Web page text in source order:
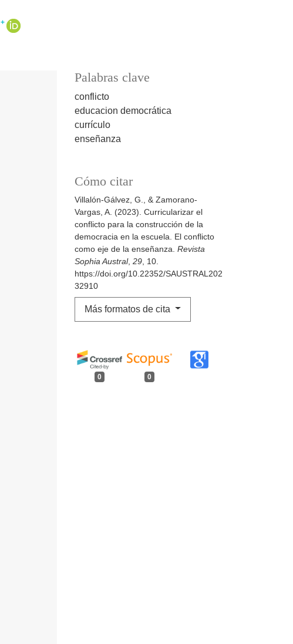
+
Palabras clave
conflicto
educacion democrática
currículo
enseñanza
Cómo citar
Villalón-Gálvez, G., & Zamorano-
Vargas, A. (2023). Curricularizar el
conflicto para la construcción de la
democracia en la escuela. El conflicto
como eje de la enseñanza. Revista
Sophia Austral, 29 , 10.
https://doi.org/10.22352/SAUSTRAL202
32910
Más formatos de cita
0 0